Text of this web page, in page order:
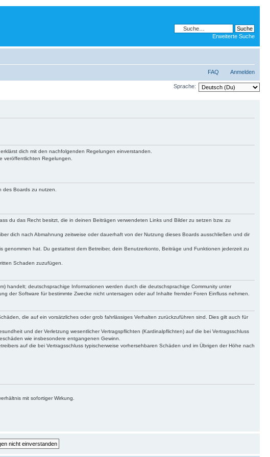
Erweiterte Suche
FAQ Anmelden
Sprache:
dich mit den nachfolgenden Regelungen einverstanden.
veröffentlichten Regelungen.
Boards zu nutzen.
du das Recht besitzt, die in deinen Beiträgen verwendeten Links und Bilder zu setzen bzw. zu
dich nach Abmahnung zeitweise oder dauerhaft von der Nutzung dieses Boards ausschließen und dir
hat. Du gestattest dem Betreiber, dein Benutzerkonto, Beiträge und Funktionen jederzeit zu
Schaden zuzufügen.
handelt; deutschsprachige Informationen werden durch die deutschsprachige Community unter
der Software für bestimmte Zwecke nicht untersagen oder auf Inhalte fremder Foren Einfluss nehmen.
die auf ein vorsätzliches oder grob fahrlässiges Verhalten zurückzuführen sind. Dies gilt auch für
und der Verletzung wesentlicher Vertragspflichten (Kardinalpflichten) auf die bei Vertragsschluss
wie insbesondere entgangenen Gewinn.
auf die bei Vertragsschluss typischerweise vorhersehbaren Schäden und im Übrigen der Höhe nach
mit sofortiger Wirkung.